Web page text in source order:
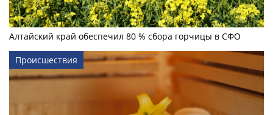
Алтайский край обеспечил 80 % сбора горчицы в СФО
Происшествия